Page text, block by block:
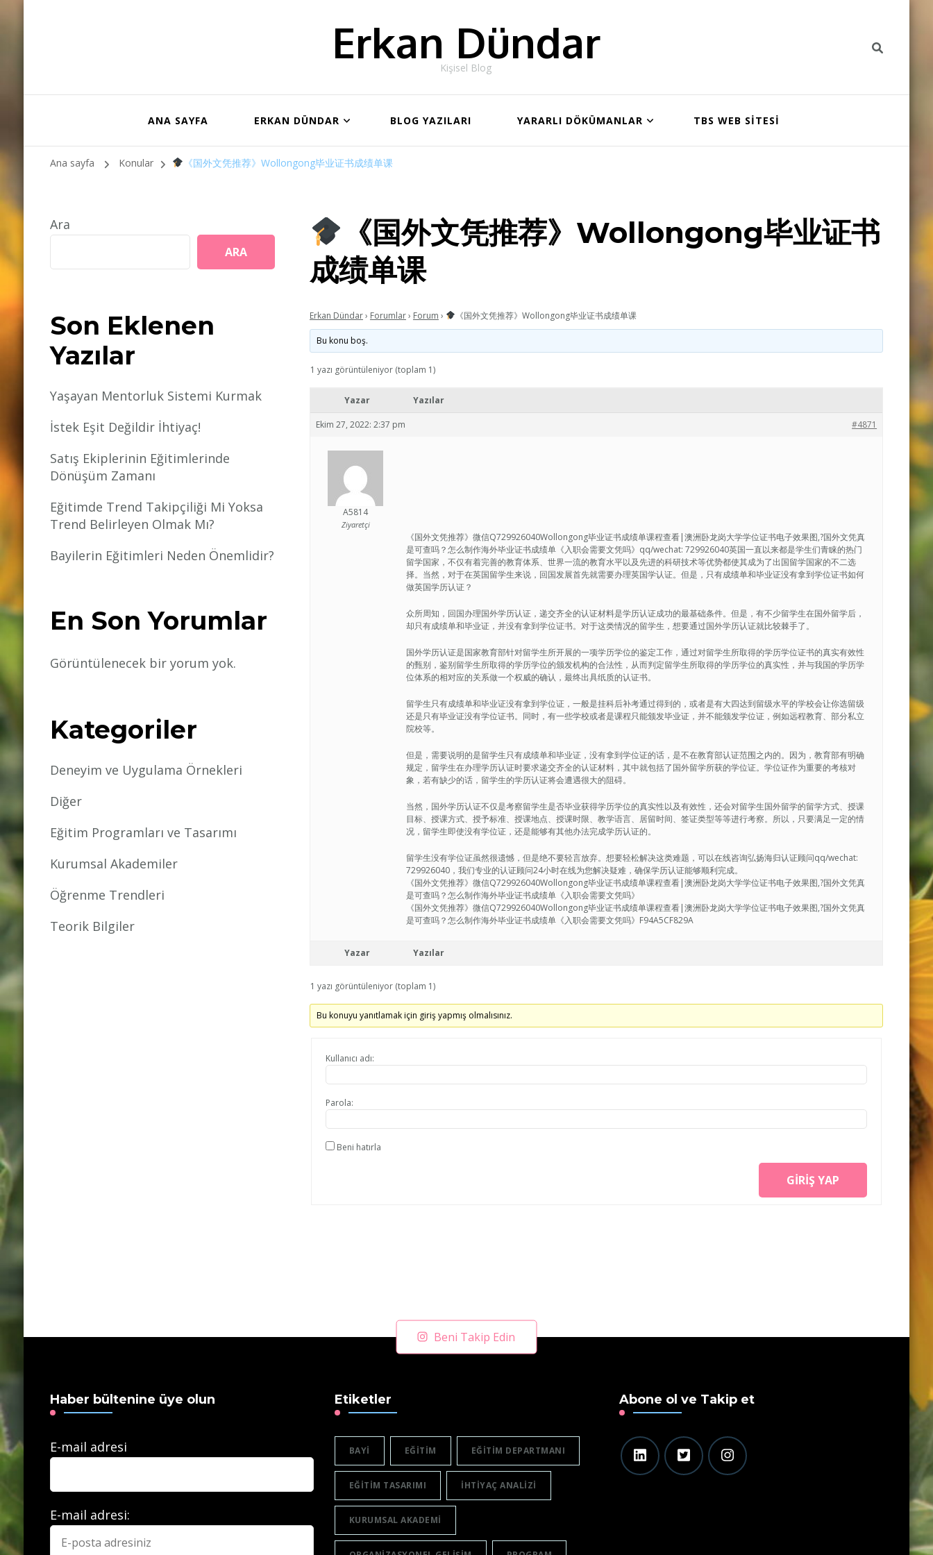
Erkan Dündar
Kişisel Blog
ANA SAYFA ERKAN DÜNDAR BLOG YAZILARI YARARLI DÖKÜMANLAR TBS WEB SİTESİ
Ana sayfa Konular 《国外文凭推荐》Wollongong毕业证书成绩单课
《国外文凭推荐》Wollongong毕业证书
成绩单课
Erkan Dündar› Forumlar› Forum › 《国外文凭推荐》Wollongong毕业证书成绩单课
Bu konu boş.
1 yazı görüntüleniyor (toplam 1)
Yazar Yazılar
Ekim 27, 2022: 2:37 pm #4871
A5814
Ziyaretçi
《国外文凭推荐》微信Q729926040Wollongong毕业证书成绩单课程查看|澳洲卧龙岗大学学位证书电子效果图,?国外文凭真
是可查吗？怎么制作海外毕业证书成绩单《入职会需要文凭吗》qq/wechat: 729926040英国一直以来都是学生们青睐的热门
留学国家，不仅有着完善的教育体系、世界一流的教育水平以及先进的科研技术等优势都使其成为了出国留学国家的不二选
择。当然，对于在英国留学生来说，回国发展首先就需要办理英国学认证。但是，只有成绩单和毕业证没有拿到学位证书如何
做英国学历认证？
众所周知，回国办理国外学历认证，递交齐全的认证材料是学历认证成功的最基础条件。但是，有不少留学生在国外留学后，
却只有成绩单和毕业证，并没有拿到学位证书。对于这类情况的留学生，想要通过国外学历认证就比较棘手了。
国外学历认证是国家教育部针对留学生所开展的一项学历学位的鉴定工作，通过对留学生所取得的学历学位证书的真实有效性
的甄别，鉴别留学生所取得的学历学位的颁发机构的合法性，从而判定留学生所取得的学历学位的真实性，并与我国的学历学
位体系的相对应的关系做一个权威的确认，最终出具纸质的认证书。
留学生只有成绩单和毕业证没有拿到学位证，一般是挂科后补考通过得到的，或者是有大四达到留级水平的学校会让你选留级
还是只有毕业证没有学位证书。同时，有一些学校或者是课程只能颁发毕业证，并不能颁发学位证，例如远程教育、部分私立
院校等。
但是，需要说明的是留学生只有成绩单和毕业证，没有拿到学位证的话，是不在教育部认证范围之内的。因为，教育部有明确
规定，留学生在办理学历认证时要求递交齐全的认证材料，其中就包括了国外留学所获的学位证。学位证作为重要的考核对
象，若有缺少的话，留学生的学历认证将会遭遇很大的阻碍。
当然，国外学历认证不仅是考察留学生是否毕业获得学历学位的真实性以及有效性，还会对留学生国外留学的留学方式、授课
目标、授课方式、授予标准、授课地点、授课时限、教学语言、居留时间、签证类型等等进行考察。所以，只要满足一定的情
况，留学生即使没有学位证，还是能够有其他办法完成学历认证的。
留学生没有学位证虽然很遗憾，但是绝不要轻言放弃。想要轻松解决这类难题，可以在线咨询弘扬海归认证顾问qq/wechat:
729926040，我们专业的认证顾问24小时在线为您解决疑难，确保学历认证能够顺利完成。
《国外文凭推荐》微信Q729926040Wollongong毕业证书成绩单课程查看|澳洲卧龙岗大学学位证书电子效果图,?国外文凭真
是可查吗？怎么制作海外毕业证书成绩单《入职会需要文凭吗》
《国外文凭推荐》微信Q729926040Wollongong毕业证书成绩单课程查看|澳洲卧龙岗大学学位证书电子效果图,?国外文凭真
是可查吗？怎么制作海外毕业证书成绩单《入职会需要文凭吗》F94A5CF829A
Yazar Yazılar
1 yazı görüntüleniyor (toplam 1)
Bu konuyu yanıtlamak için giriş yapmış olmalısınız.
Kullanıcı adı:
Parola:
Beni hatırla
GIRIŞ YAP
Ara
ARA
Son Eklenen
Yazılar
Yaşayan Mentorluk Sistemi Kurmak
İstek Eşit Değildir İhtiyaç!
Satış Ekiplerinin Eğitimlerinde
Dönüşüm Zamanı
Eğitimde Trend Takipçiliği Mi Yoksa
Trend Belirleyen Olmak Mı?
Bayilerin Eğitimleri Neden Önemlidir?
En Son Yorumlar
Görüntülenecek bir yorum yok.
Kategoriler
Deneyim ve Uygulama Örnekleri
Diğer
Eğitim Programları ve Tasarımı
Kurumsal Akademiler
Öğrenme Trendleri
Teorik Bilgiler
Beni Takip Edin
Haber bültenine üye olun
E-mail adresi
E-mail adresi:
Etiketler
BAYI EĞITIM EĞITIM DEPARTMANI
EĞITIM TASARIMI IHTIYAÇ ANALIZI
KURUMSAL AKADEMI
Abone ol ve Takip et